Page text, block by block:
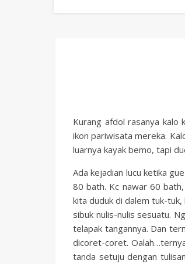
Kurang afdol rasanya kalo
ikon pariwisata mereka.
luarnya kayak bemo, tapi
Ada kejadian lucu ketika
80 bath. Kc nawar 60
kita duduk di dalem tuk-
sibuk nulis-nulis sesuatu.
telapak tangannya. Dan
dicoret-coret.
tanda setuju dengan